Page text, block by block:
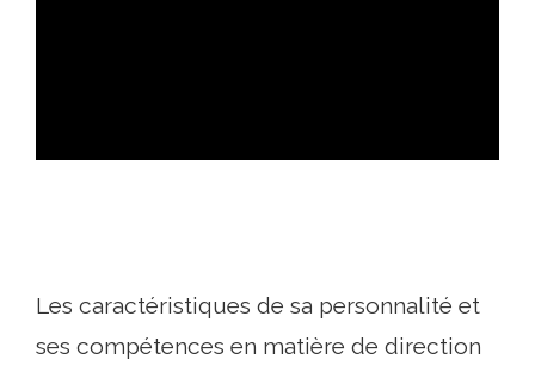
Les caractéristiques de sa personnalité et
ses compétences en matière de direction